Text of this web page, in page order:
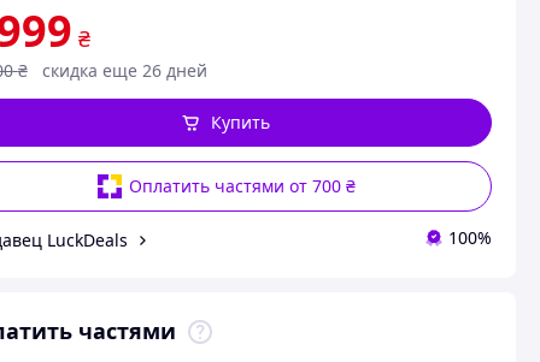
₴
₴ скидка еще 26 дней
Оплатить частями от 700 ₴
Купить
LuckDeals 100%
частями